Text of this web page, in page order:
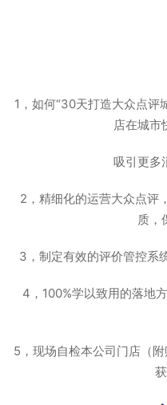
1，如何“30天打造大众点评
店在城市
吸引更多
2，精细化的运营大众点评
质，
3，制定有效的评价管控系
4，100%学以致用的落地
5，现场自检本公司门店（